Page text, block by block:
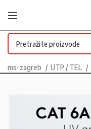
ms-zagreb UTP / TEL